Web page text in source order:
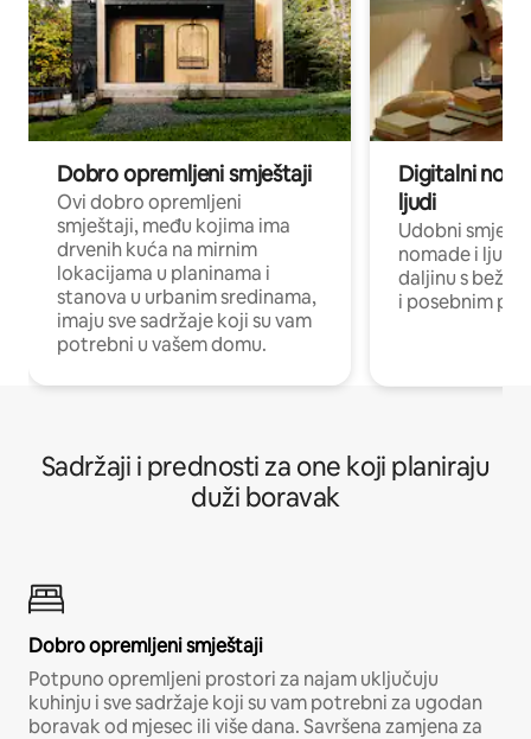
Dobro opremljeni smještaji
Ovi dobro opremljeni
smještaji, među kojima ima
drvenih kuća na mirnim
lokacijama u planinama i
stanova u urbanim sredinama,
imaju sve sadržaje koji su vam
potrebni u vašem domu.
Digitalni
ljudi
Udobni
nomade i ljude
daljinu s
i posebnim
Sadržaji i prednosti za one koji planiraju
duži boravak
Dobro opremljeni smještaji
Potpuno opremljeni prostori za najam uključuju
kuhinju i sve sadržaje koji su vam potrebni za ugodan
boravak od mjesec ili više dana. Savršena zamjena za